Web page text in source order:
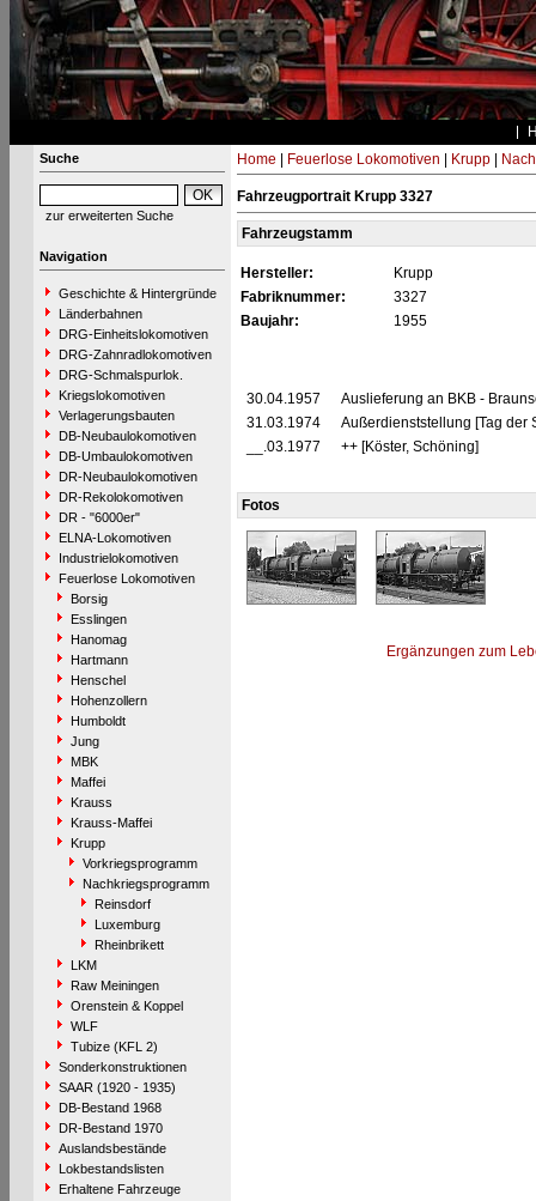
Suche
zur erweiterten Suche
Navigation
Geschichte & Hintergründe
Länderbahnen
DRG-Einheitslokomotiven
DRG-Zahnradlokomotiven
DRG-Schmalspurlok.
Kriegslokomotiven
Verlagerungsbauten
DB-Neubaulokomotiven
DB-Umbaulokomotiven
DR-Neubaulokomotiven
DR-Rekolokomotiven
DR - "6000er"
ELNA-Lokomotiven
Industrielokomotiven
Feuerlose Lokomotiven
Borsig
Esslingen
Hanomag
Hartmann
Henschel
Hohenzollern
Humboldt
Jung
MBK
Maffei
Krauss
Krauss-Maffei
Krupp
Vorkriegsprogramm
Nachkriegsprogramm
Reinsdorf
Luxemburg
Rheinbrikett
LKM
Raw Meiningen
Orenstein & Koppel
WLF
Tubize (KFL 2)
Sonderkonstruktionen
SAAR (1920 - 1935)
DB-Bestand 1968
DR-Bestand 1970
Auslandsbestände
Lokbestandslisten
Erhaltene Fahrzeuge
Home Feuerlose Lokomotiven Krupp|
Fahrzeugportrait Krupp 3327
Fahrzeugstamm
Hersteller:
Krupp
Fabriknummer:
3327
Baujahr:
1955
30.04.1957
Auslieferung an BKB -
31.03.1974
Außerdienststellung [Tag der
__.03.1977
++ [Köster, Schöning]
Fotos
Ergänzungen zum